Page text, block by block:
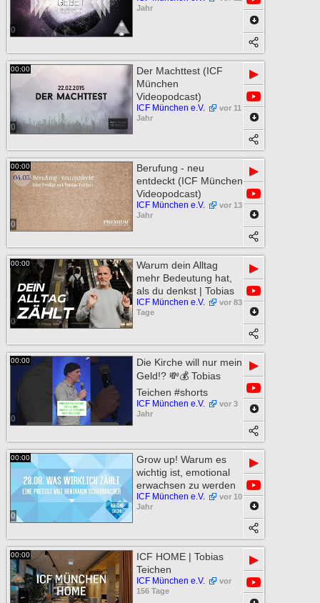
0
Jahr
00:00
0
Der Machttest (ICF
München
Videopodcast)
ICF München e.V.
vor 11
Jahr
▶
00:00
0
Berufung - neu
entdeckt (ICF München
Videopodcast)
ICF München e.V.
vor 13
Jahr
▶
00:00
0
Warum dein Alltag
mehr Bedeutung hat,
als du denkst | Tobias
ICF München e.V.
vor 83
Tage
▶
00:00
0
Die Kirche will nur mein
Geld!? 💸💰 Tobias
Teichen #shorts
ICF München e.V.
vor 3
Jahr
▶
00:00
0
Grow up! Warum es
wichtig ist, emotional
erwachsen zu werden
ICF München e.V.
vor 10
Jahr
▶
00:00
ICF HOME | Tobias
Teichen
ICF München e.V.
vor
156 Tage
▶